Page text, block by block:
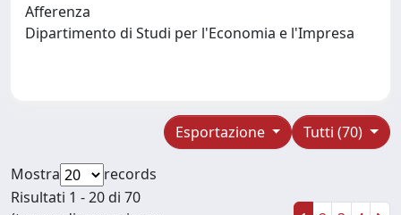
Afferenza
Dipartimento di Studi per l'Economia e l'Impresa
Tutti (70)
Esportazione
Mostra
records
Risultati 1 - 20 di 70